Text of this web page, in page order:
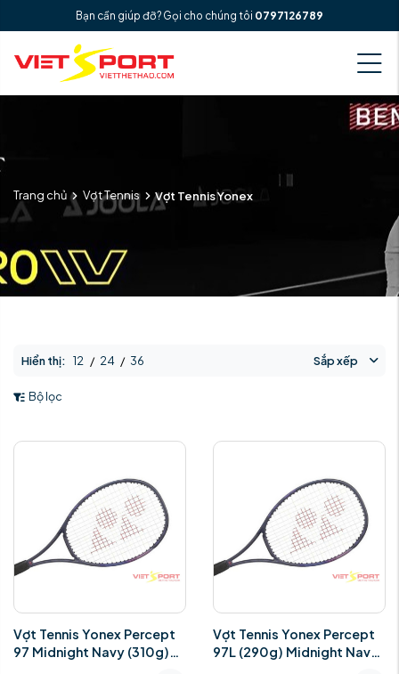
Bạn cần giúp đỡ? Gọi cho chúng tôi 0797126789
Trang chủ Vợt Tennis Vợt Tennis Yonex
Hiển thị: 12 / 24 / 36 Sắp xếp
Bộ lọc
Vợt Tennis Yonex Percept
97 Midnight Navy (310g)
Vợt Tennis Yonex Percept
97L (290g) Midnight Navy